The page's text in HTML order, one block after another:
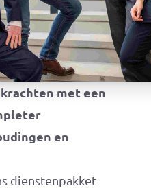
krachten met een
en
dienstenpakket